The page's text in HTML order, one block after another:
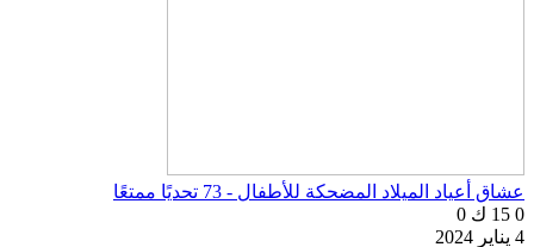
عشاق أعياد الميلاد المضحكة للأطفال - 73 تحديًا ممتعًا
0 15 ك
0
4 يناير 2024